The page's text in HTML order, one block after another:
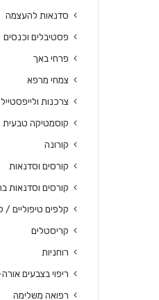
סדנאות להעצמה
פסטיבלים וכנסים
פרחי באך
צמחי מרפא
צרכנות ולייפסטייל
קוסמטיקה טבעית
קורונה
קורסים וסדנאות
קורסים וסדנאות
קלפים טיפוליים
קריסטלים
רוחניות
ריפוי בצבעים
רפואה משלימה